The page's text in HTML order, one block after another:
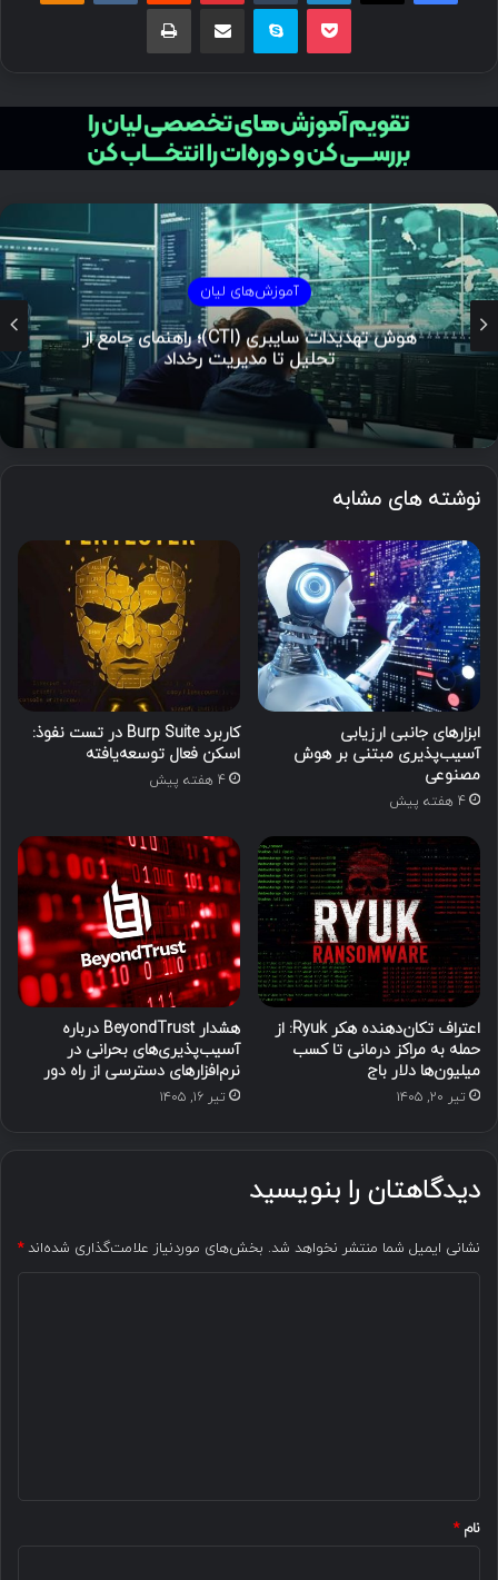
پاکت اسکایپ چاپ
آموزش‌های لیان
هوش تهدیدات سایبری (CTI)؛ راهنمای جامع از
تحلیل تا مدیریت رخداد
نوشته های مشابه
ابزارهای جانبی ارزیابی
آسیب‌پذیری مبتنی بر هوش
مصنوعی
4 هفته پیش
کاربرد Burp Suite در تست نفوذ:
اسکن فعال توسعه‌یافته
4 هفته پیش
اعتراف تکان‌دهنده هکر Ryuk: از
حمله به مراکز درمانی تا کسب
میلیون‌ها دلار باج
تیر ۲۰, ۱۴۰۵
هشدار BeyondTrust درباره
آسیب‌پذیری‌های بحرانی در
نرم‌افزارهای دسترسی از راه دور
تیر ۱۶, ۱۴۰۵
دیدگاهتان را بنویسید
نشانی ایمیل شما منتشر نخواهد شد. بخش‌های موردنیاز علامت‌گذاری شده‌اند*
نام*